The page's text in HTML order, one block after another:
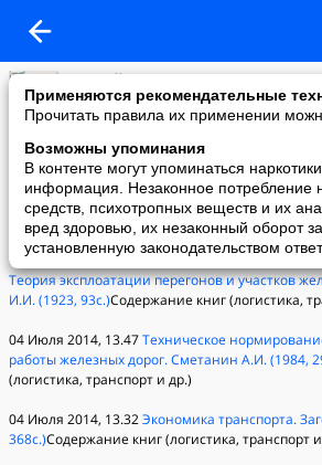
Применяются рекомендательные
Прочитать правила их применении
Возможны упоминания
В контенте могут упоминаться
информация. Незаконное потребление
средств, психотропных веществ и их
вред здоровью, их незаконный оборот
установленную законодательством
Алексей Горяинов
11-07-2014 20:36
RSS лента с сайта Logistics-GR (2014.06.30,
06 Июля 2014, 07.35
технологию производства собственных
сбыта за рубежом, конкурируя с лидерами
история...
04 Июля 2014, 14.16
Теория перевозочной
Теория эксплоатации перегонов и участков
И.И. (1923, 93с.)Содержание книг (логистика,
04 Июля 2014, 13.47Техническое
работы железных дорог. Сметанин А.И. (1984,
(логистика, транспорт и др.)
04 Июля 2014, 13.32Экономика транспорта.
368с.)Содержание книг (логистика, транспорт